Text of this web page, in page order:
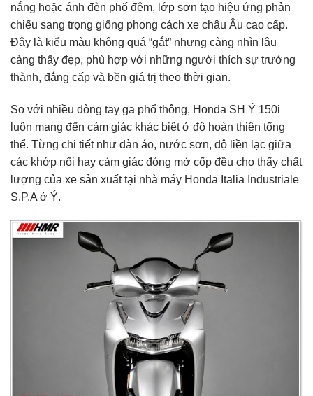
nắng hoặc ánh đèn phố đêm, lớp sơn tạo hiệu ứng phản
chiếu sang trọng giống phong cách xe châu Âu cao cấp.
Đây là kiểu màu không quá “gắt” nhưng càng nhìn lâu
càng thấy đẹp, phù hợp với những người thích sự trưởng
thành, đẳng cấp và bền giá trị theo thời gian.
So với nhiều dòng tay ga phổ thông, Honda SH Ý 150i
luôn mang đến cảm giác khác biệt ở độ hoàn thiện tổng
thể. Từng chi tiết như dàn áo, nước sơn, độ liền lạc giữa
các khớp nối hay cảm giác đóng mở cốp đều cho thấy chất
lượng của xe sản xuất tại nhà máy Honda Italia Industriale
S.P.A ở Ý.